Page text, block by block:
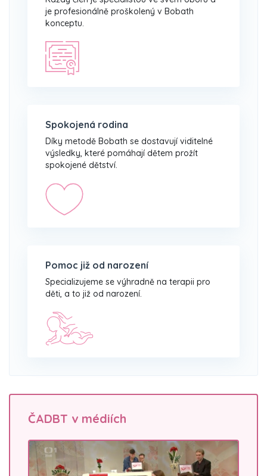
je profesionálně proškolený v Bobath
konceptu.
Spokojená rodina
Díky metodě Bobath se dostavují viditelné
výsledky, které pomáhají dětem prožít
spokojené dětství.
Pomoc již od narození
Specializujeme se výhradně na terapii pro
děti, a to již od narození.
ČADBT v médiích